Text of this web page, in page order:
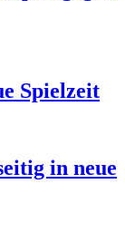
Spielzeit
in neue